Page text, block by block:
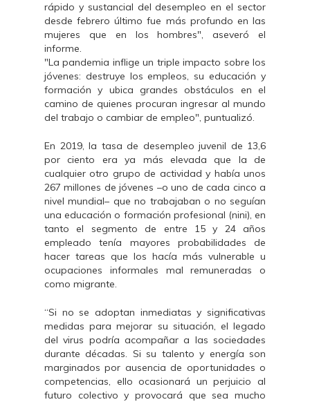
rápido y sustancial del desempleo en el sector
desde febrero último fue más profundo en las
mujeres que en los hombres", aseveró el
informe.
"La pandemia inflige un triple impacto sobre los
jóvenes: destruye los empleos, su educación y
formación y ubica grandes obstáculos en el
camino de quienes procuran ingresar al mundo
del trabajo o cambiar de empleo", puntualizó.
En 2019, la tasa de desempleo juvenil de 13,6
por ciento era ya más elevada que la de
cualquier otro grupo de actividad y había unos
267 millones de jóvenes –o uno de cada cinco a
nivel mundial– que no trabajaban o no seguían
una educación o formación profesional (nini), en
tanto el segmento de entre 15 y 24 años
empleado tenía mayores probabilidades de
hacer tareas que los hacía más vulnerable u
ocupaciones informales mal remuneradas o
como migrante.
“Si no se adoptan inmediatas y significativas
medidas para mejorar su situación, el legado
del virus podría acompañar a las sociedades
durante décadas. Si su talento y energía son
marginados por ausencia de oportunidades o
competencias, ello ocasionará un perjuicio al
futuro colectivo y provocará que sea mucho